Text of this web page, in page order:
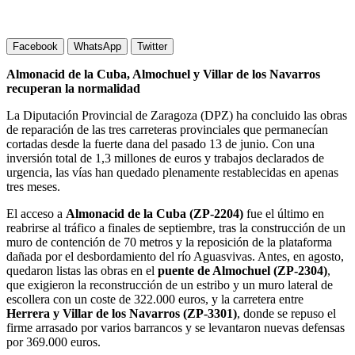
Facebook WhatsApp Twitter
Almonacid de la Cuba, Almochuel y Villar de los Navarros
recuperan la normalidad
La Diputación Provincial de Zaragoza (DPZ) ha concluido las obras
de reparación de las tres carreteras provinciales que permanecían
cortadas desde la fuerte dana del pasado 13 de junio. Con una
inversión total de 1,3 millones de euros y trabajos declarados de
urgencia, las vías han quedado plenamente restablecidas en apenas
tres meses.
El acceso a Almonacid de la Cuba (ZP-2204) fue el último en
reabrirse al tráfico a finales de septiembre, tras la construcción de un
muro de contención de 70 metros y la reposición de la plataforma
dañada por el desbordamiento del río Aguasvivas. Antes, en agosto,
quedaron listas las obras en el puente de Almochuel (ZP-2304),
que exigieron la reconstrucción de un estribo y un muro lateral de
escollera con un coste de 322.000 euros, y la carretera entre
Herrera y Villar de los Navarros (ZP-3301), donde se repuso el
firme arrasado por varios barrancos y se levantaron nuevas defensas
por 369.000 euros.